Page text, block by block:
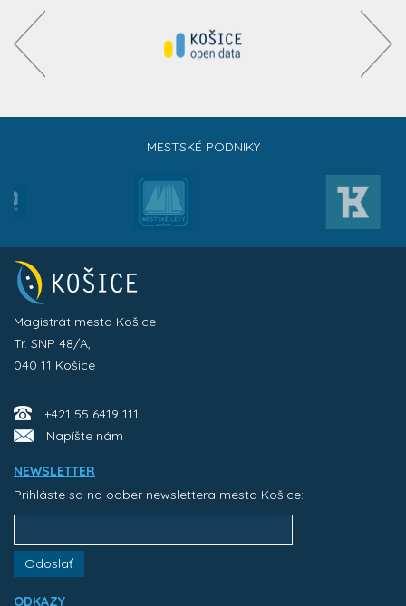
MESTSKÉ PODNIKY
Magistrát mesta Košice
Tr. SNP 48/A,
040 11 Košice
+421 55 6419 111
Napíšte nám
NEWSLETTER
Prihláste sa na odber newslettera mesta Košice:
Odoslať
ODKAZY